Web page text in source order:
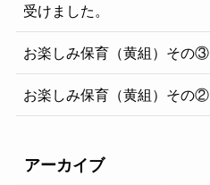
受けました。
お楽しみ保育（黄組）その③
お楽しみ保育（黄組）その②
アーカイブ